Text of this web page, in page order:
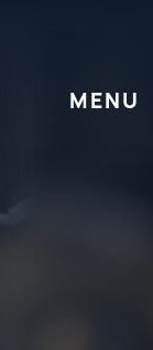
MENU